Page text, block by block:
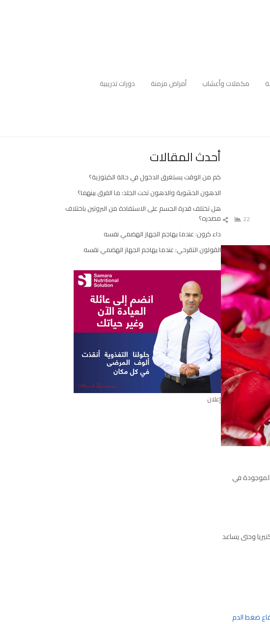
مكملات وأعشاب أمراض مزمنة
دورات تدريبية
22
شارك
المقال
في
وحتى يساعد
ضغط الدم
أحدث المقالات
كم من الوقت يستغرق الدخول في حالة الكيتوزية؟
الدهون الحشوية والدهون تحت الجلد: ما الفرق بينهما؟
هل تختلف قدرة الجسم على الاستفادة من البروتين باختلاف
مصدره؟
داء كرون: عندما يهاجم الجهاز الهضمي نفسه
القولون التقرحي: عندما يهاجم الجهاز الهضمي نفسه
إعلان